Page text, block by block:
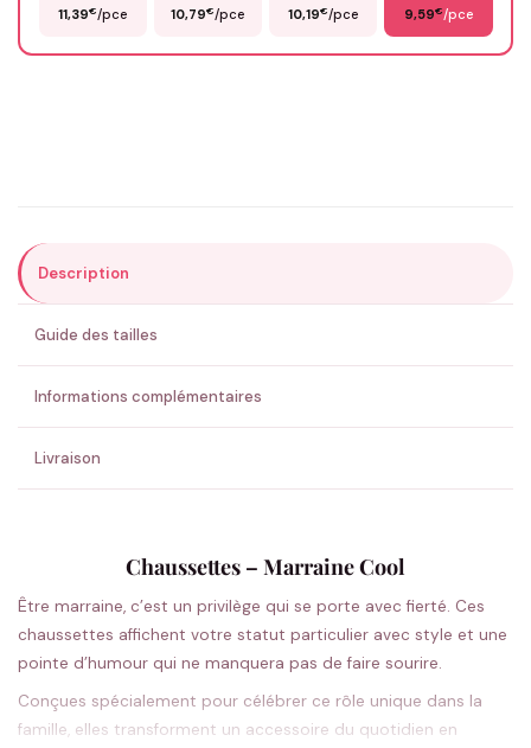
ENVOYER MA DEMANDE ✨
💚 Retour sous 24-48h🇫🇷 Flocage en France✅ Validation avant fabrication
11,39€/pce 10,79€/pce 10,19€/pce 9,59€/pce
Description
Guide des tailles
Informations complémentaires
Livraison
Chaussettes – Marraine Cool
Être marraine, c’est un privilège qui se porte avec fierté. Ces
chaussettes affichent votre statut particulier avec style et une
pointe d’humour qui ne manquera pas de faire sourire.
Conçues spécialement pour célébrer ce rôle unique dans la
famille, elles transforment un accessoire du quotidien en